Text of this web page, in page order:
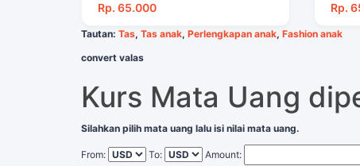
Rp. 65.000
Rp.
Tautan: Tas, Tas anak, Perlengkapan anak, Fashion anak
convert valas
Kurs Mata Uang
Silahkan pilih mata uang lalu isi nilai mata uang.
From: To: Amount: